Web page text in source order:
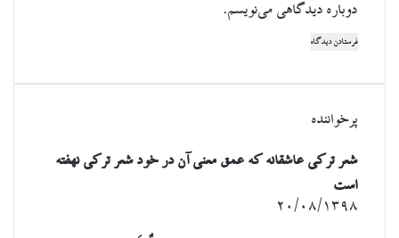
دوباره دیدگاهی می‌نویسم.
پرخواننده
شعر ترکی عاشقانه که عمق معنی آن در خود شعر ترکی نهفته
است
۲۰/۰۸/۱۳۹۸